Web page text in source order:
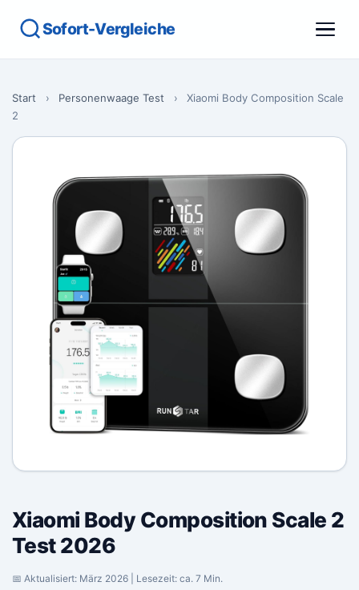
Sofort-Vergleiche
Start › Personenwaage Test ›
Xiaomi Body Composition Scale
2
Xiaomi Body Composition Scale 2
Test 2026
📅 Aktualisiert: März 2026 | Lesezeit: ca. 7 Min.